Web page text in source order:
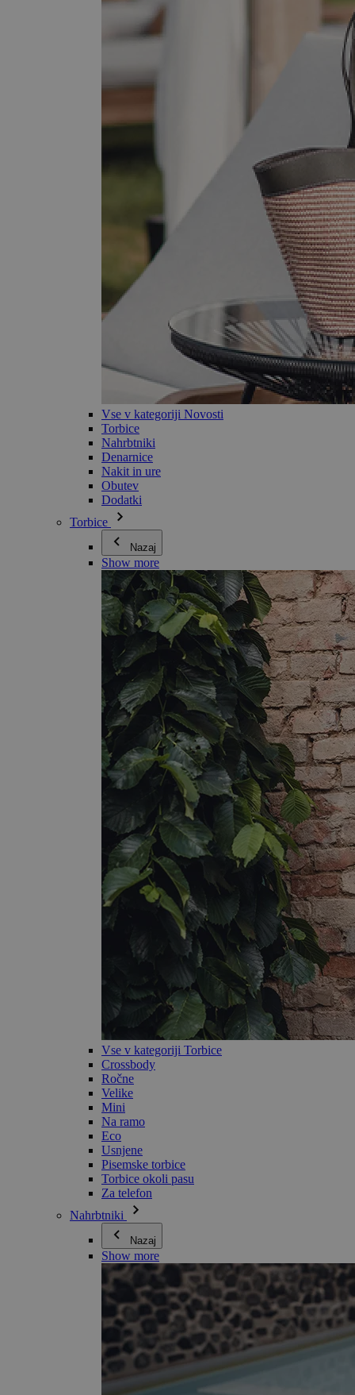
Vse v kategoriji Novosti
Torbice
Nahrbtniki
Denarnice
Nakit in ure
Obutev
Dodatki
Torbice
Nazaj
Show more
Vse v kategoriji Torbice
Crossbody
Ročne
Velike
Mini
Na ramo
Eco
Usnjene
Pisemske torbice
Torbice okoli pasu
Za telefon
Nahrbtniki
Nazaj
Show more